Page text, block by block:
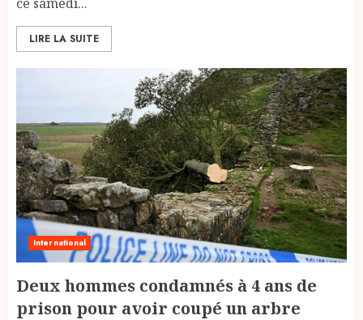
LIRE LA SUITE
International
Deux hommes condamnés à 4 ans de
prison pour avoir coupé un arbre